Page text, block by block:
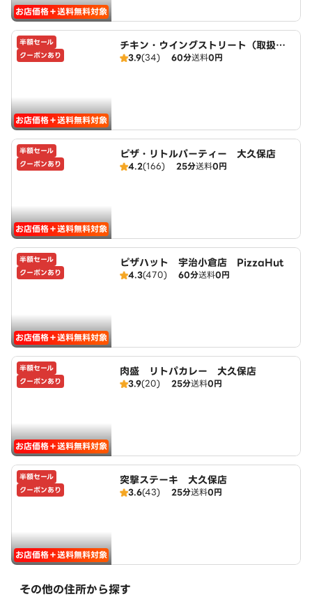
お店価格＋送料無料対象
半額セール
クーポンあり
お店価格＋送料無料対象
チキン・ウイングストリート（取扱：
ピザハット宇治小倉店）
3.9(34) 60分送料0円
半額セール
クーポンあり
お店価格＋送料無料対象
ピザ・リトルパーティー 大久保店
4.2(166) 25分送料0円
半額セール
クーポンあり
お店価格＋送料無料対象
ピザハット 宇治小倉店 PizzaHut
4.3(470) 60分送料0円
半額セール
クーポンあり
お店価格＋送料無料対象
肉盛 リトパカレー 大久保店
3.9(20) 25分送料0円
半額セール
クーポンあり
お店価格＋送料無料対象
突撃ステーキ 大久保店
3.6(43) 25分送料0円
その他の住所から探す